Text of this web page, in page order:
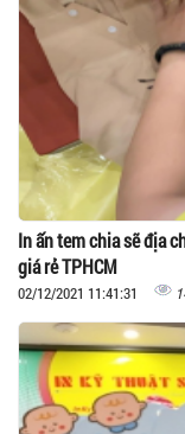
In ấn tem chia sẽ địa
giá rẻ TPHCM
02/12/2021 11:41:31